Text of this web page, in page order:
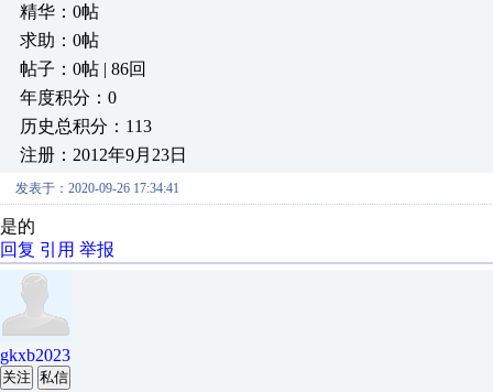
精华：0帖
求助：0帖
帖子：0帖 | 86回
年度积分：0
历史总积分：113
注册：2012年9月23日
发表于：2020-09-26 17:34:41
是的
回复 引用 举报
gkxb2023
关注 私信